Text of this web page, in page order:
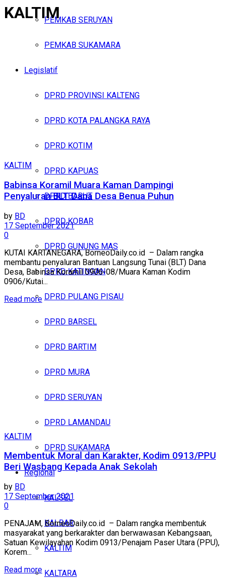
PEMKAB SERUYAN
PEMKAB SUKAMARA
Legislatif
DPRD PROVINSI KALTENG
DPRD KOTA PALANGKA RAYA
DPRD KOTIM
DPRD KAPUAS
DPRD BARUT
DPRD KOBAR
DPRD GUNUNG MAS
DPRD KATINGAN
DPRD PULANG PISAU
DPRD BARSEL
DPRD BARTIM
DPRD MURA
DPRD SERUYAN
DPRD LAMANDAU
DPRD SUKAMARA
Regional
KALSEL
KALBAR
KALTIM
KALTARA
KALTIM
KALTIM
Babinsa Koramil Muara Kaman Dampingi
Penyaluran BLT Dana Desa Benua Puhun
by BD
17 September 2021
0
KUTAI KARTANEGARA, BorneoDaily.co.id – Dalam rangka
membantu penyaluran Bantuan Langsung Tunai (BLT) Dana
Desa, Babinsa Koramil 0906-08/Muara Kaman Kodim
0906/Kutai...
Read more
KALTIM
Membentuk Moral dan Karakter, Kodim 0913/PPU
Beri Wasbang Kepada Anak Sekolah
by BD
17 September 2021
0
PENAJAM, BorneoDaily.co.id – Dalam rangka membentuk
masyarakat yang berkarakter dan berwawasan Kebangsaan,
Satuan Kewilayahan Kodim 0913/Penajam Paser Utara (PPU),
Korem...
Read more